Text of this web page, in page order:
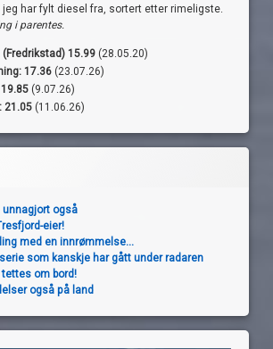
har fylt diesel fra, sortert etter rimeligste.
i parentes.
(Fredrikstad) 15.99 (28.05.20)
17.36 (23.07.26)
19.85 (9.07.26)
21.05 (11.06.26)
unnagjort også
eier!
med en innrømmelse...
som kanskje har gått under radaren
tettes om bord!
også på land